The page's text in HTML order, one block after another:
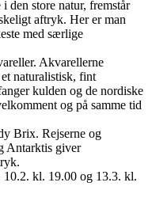
den store natur, fremstår
aftryk. Her er man
med særlige
Akvarellerne
naturalistisk, fint
kulden og de nordiske
og på samme tid
Brix. Rejserne og
Antarktis giver
kl. 19.00 og 13.3. kl.